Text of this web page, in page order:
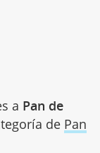
a Pan de
de Pan